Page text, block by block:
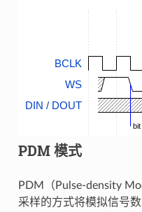
BCLK
WS
DIN / DOUT
bit
PDM 模式
PDM（Pulse-density
采样的方式将模拟信号